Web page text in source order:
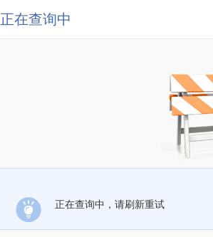
正在查询中
正在查询中，请刷新重试